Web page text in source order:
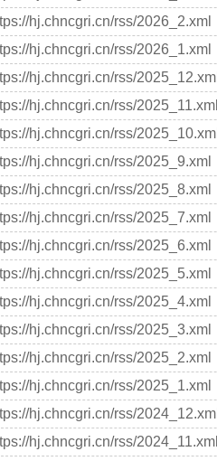
hj.chncgri.cn/rss/2026_2.xml
hj.chncgri.cn/rss/2026_1.xml
hj.chncgri.cn/rss/2025_12.xml
hj.chncgri.cn/rss/2025_11.xml
hj.chncgri.cn/rss/2025_10.xml
hj.chncgri.cn/rss/2025_9.xml
hj.chncgri.cn/rss/2025_8.xml
hj.chncgri.cn/rss/2025_7.xml
hj.chncgri.cn/rss/2025_6.xml
hj.chncgri.cn/rss/2025_5.xml
hj.chncgri.cn/rss/2025_4.xml
hj.chncgri.cn/rss/2025_3.xml
hj.chncgri.cn/rss/2025_2.xml
hj.chncgri.cn/rss/2025_1.xml
hj.chncgri.cn/rss/2024_12.xml
hj.chncgri.cn/rss/2024_11.xml